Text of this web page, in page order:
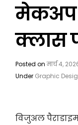
मेकअप
क्लास
Posted onमार्च 4,
Under Graphic
विजुअल